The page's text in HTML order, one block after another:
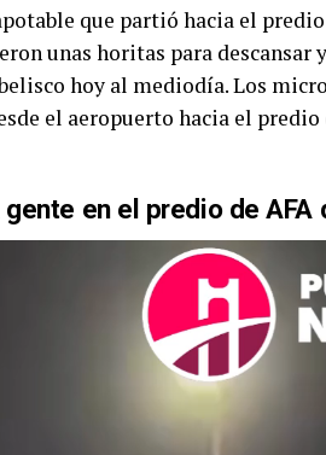
que partió hacia el
unas horitas para descansar
hoy al mediodía. Los
el aeropuerto hacia el predio
en el predio de AFA